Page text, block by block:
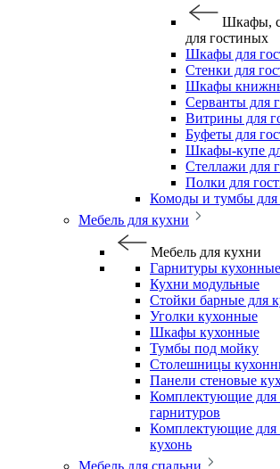
Шкафы,
для гостиных
Шкафы для
Стенки для
Шкафы
Серванты для
Витрины для
Буфеты для
Шкафы-купе
Стеллажи для
Полки для
Комоды и тумбы для
Мебель для кухни
Мебель для кухни
Гарнитуры
Кухни модульные
Стойки барные для
Уголки кухонные
Шкафы кухонные
Тумбы под мойку
Столешницы
Панели стеновые
Комплектующие для
гарнитуров
Комплектующие для
кухонь
Мебель для спальни